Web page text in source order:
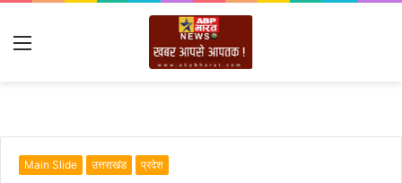
Menu
Main Slide उत्तराखंड प्रदेश